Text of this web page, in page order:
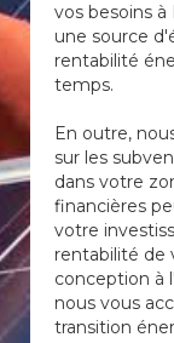
vos besoins à
une source
rentabilité
temps.
En outre,
sur les
dans votre
financières
votre
rentabilité de
conception à
nous vous
transition